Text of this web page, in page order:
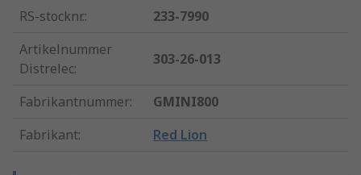
RS-stocknr.:
233-7990
Artikelnummer
Distrelec:
303-26-013
Fabrikantnummer:
GMINI800
Fabrikant: Red Lion